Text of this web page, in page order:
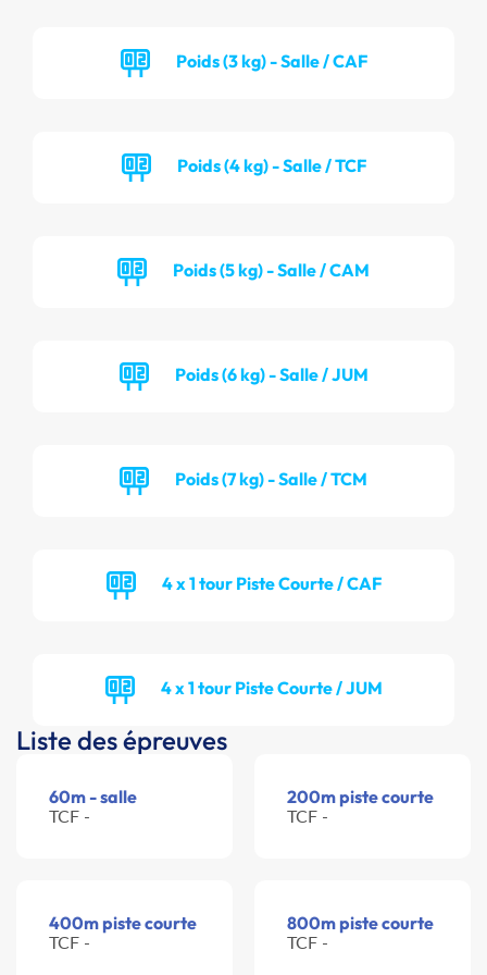
Poids (3 kg) - Salle / CAF
Poids (4 kg) - Salle / TCF
Poids (5 kg) - Salle / CAM
Poids (6 kg) - Salle / JUM
Poids (7 kg) - Salle / TCM
4 x 1 tour Piste Courte / CAF
4 x 1 tour Piste Courte / JUM
Liste des épreuves
60m - salle
TCF -
200m piste courte
TCF -
400m piste courte
TCF -
800m piste courte
TCF -